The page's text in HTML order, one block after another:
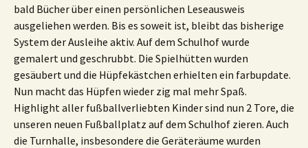
bald Bücher über einen persönlichen Leseausweis
ausgeliehen werden. Bis es soweit ist, bleibt das bisherige
System der Ausleihe aktiv. Auf dem Schulhof wurde
gemalert und geschrubbt. Die Spielhütten wurden
gesäubert und die Hüpfekästchen erhielten ein farbupdate.
Nun macht das Hüpfen wieder zig mal mehr Spaß.
Highlight aller fußballverliebten Kinder sind nun 2 Tore, die
unseren neuen Fußballplatz auf dem Schulhof zieren. Auch
die Turnhalle, insbesondere die Geräteräume wurden